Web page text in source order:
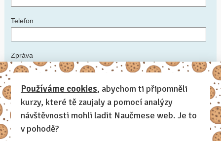
Telefon
Zpráva
*
Napište nám podrobnosti: ideální datum konání kurzu, počet
zaměstnanců, zda máte prostory, kde kurz uspořádat, další informace,
které by měl lektor vědět
Používáme cookies, abychom ti připomněli
kurzy, které tě zaujaly a pomocí analýzy
návštěvnosti mohli ladit Naučmese web. Je to
v pohodě?